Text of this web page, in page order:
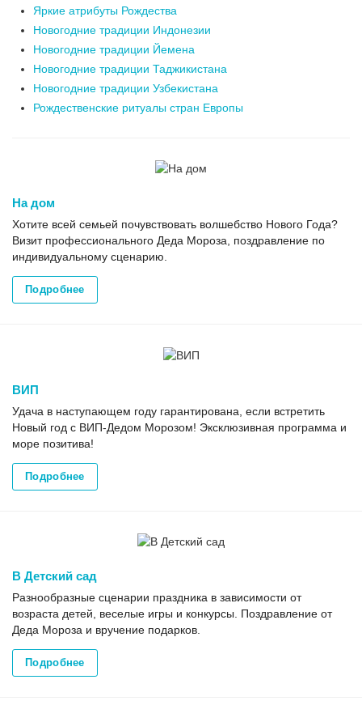
Яркие атрибуты Рождества
Новогодние традиции Индонезии
Новогодние традиции Йемена
Новогодние традиции Таджикистана
Новогодние традиции Узбекистана
Рождественские ритуалы стран Европы
На дом
Хотите всей семьей почувствовать волшебство Нового Года?
Визит профессионального Деда Мороза, поздравление по
индивидуальному сценарию.
Подробнее
ВИП
Удача в наступающем году гарантирована, если встретить
Новый год с ВИП-Дедом Морозом! Эксклюзивная программа и
море позитива!
Подробнее
В Детский сад
Разнообразные сценарии праздника в зависимости от
возраста детей, веселые игры и конкурсы. Поздравление от
Деда Мороза и вручение подарков.
Подробнее